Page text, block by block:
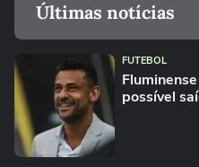
Últimas notícias
FUTEBOL
possível